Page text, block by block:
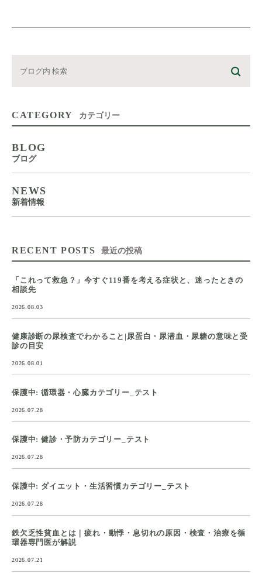
CATEGORY カテゴリー
BLOG
ブログ
NEWS
新着情報
RECENT POSTS 最近の投稿
「これって救急？」今すぐ119番を考える症状と、迷ったときの
相談先
2026.08.03
健康診断の尿検査でわかること|尿蛋白・尿潜血・尿糖の意味と受
診の目安
2026.08.01
保護中: 循環器・心臓カテゴリー_テスト
2026.07.28
保護中: 健診・予防カテゴリー_テスト
2026.07.28
保護中: ダイエット・生活習慣カテゴリー_テスト
2026.07.28
鉄欠乏性貧血とは｜疲れ・動悸・息切れの原因・検査・治療を循
環器専門医が解説
2026.07.21